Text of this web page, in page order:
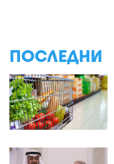
ПОСЛЕДНИ